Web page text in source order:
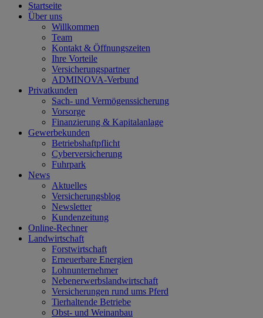
Startseite
Über uns
Willkommen
Team
Kontakt & Öffnungszeiten
Ihre Vorteile
Versicherungspartner
ADMINOVA-Verbund
Privatkunden
Sach- und Vermögenssicherung
Vorsorge
Finanzierung & Kapitalanlage
Gewerbekunden
Betriebshaftpflicht
Cyberversicherung
Fuhrpark
News
Aktuelles
Versicherungsblog
Newsletter
Kundenzeitung
Online-Rechner
Landwirtschaft
Forstwirtschaft
Erneuerbare Energien
Lohnunternehmer
Nebenerwerbslandwirtschaft
Versicherungen rund ums Pferd
Tierhaltende Betriebe
Obst- und Weinanbau